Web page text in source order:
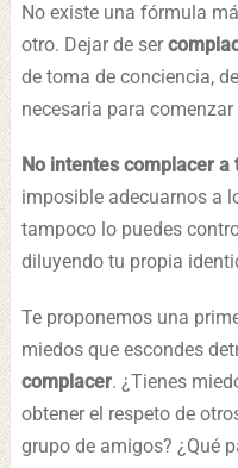
No existe una fórmula
otro. Dejar de ser
de toma de conciencia,
necesaria para
No intentes complacer a
imposible adecuarnos a
tampoco lo puedes
diluyendo tu propia
Te proponemos una
miedos que escondes
complacer. ¿Tienes
obtener el respeto de
grupo de amigos? ¿Qué